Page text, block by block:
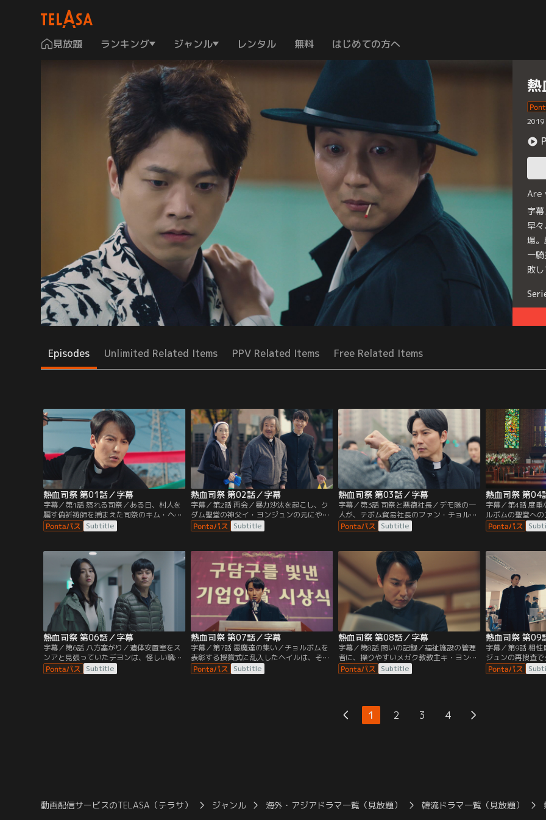
見放題 ランキング ジャンル レンタル 無料 はじめての方へ
2019
Are
字
早
場
一
敗
Episodes Unlimited Related Items PPV Related Items Free Related Items
熱血司祭 第01話／字幕
字幕／第1話 怒れる司祭／ある日、村人を
騙す偽祈祷師を捕まえた司祭のキム・ヘイ
ル。ヘイルは偽祈祷師から黒幕が金貸しの
オ社長と聞き乗り込むが、何人ものオ社長
ルはたった1人で全員を倒してしまう！
Subtitle
熱血司祭 第02話／字幕
字幕／第2話 再会／暴力沙汰を起こし、ク
ダム聖堂の神父イ・ヨンジュンの元にやっ
て来たヘイル。ヨンジュンはヘイルとの再
会を喜び温かく迎え入れる。しかし、食事
ルは聖堂の仲間から怖がられてしまい…。
Subtitle
熱血司祭 第03話／字幕
字幕／第3話 司祭と悪徳社長／デモ隊の一
人が、テボム貿易社長のファン・チョルボ
ムに殴られそうになっていたところを止め
るヘイル。そこにチョルボムを心配して刑
デヨンにヘイルは市民を守らなかったこと
を怒る。
Subtitle
熱血司祭 第04
字幕／第4話 度
ルボムの聖堂へ
が、ヨンジュン
新人刑事のソ・
途中で、班長に
まい…。
熱血司祭 第06話／字幕
字幕／第6話 八方塞がり／遺体安置室をス
ンアと見張っていたデヨンは、怪しい職員
と靴を履いた死体に嫌な予感を抱く。スン
アには内緒で後をつけると、その正体はヘ
Subtitle
熱血司祭 第07話／字幕
字幕／第7話 悪魔達の集い／チョルボムを
表彰する授賞式に乱入したヘイルは、その
場の空気をぶち壊しチョルボム達を挑発！
授賞式後、チョルボムはヘイルについて調
Subtitle
熱血司祭 第08話／字幕
字幕／第8話 闘いの記録／福祉施設の管理
者に、操りやすいメガク教教主キ・ヨンム
ンを据えようとするチョルボム。一方ヨン
ジュンの遺品整理をしていたヘイルは、ク
発見する。
Subtitle
熱血司祭 第09
字幕／第9話 相
ジュンの再捜査
たヘイルとデヨ
の感情を抑えら
1 2 3 4
動画配信サービスのTELASA（テラサ） ジャンル 海外・アジアドラマ一覧（見放題） 韓流ドラマ一覧（見放題）